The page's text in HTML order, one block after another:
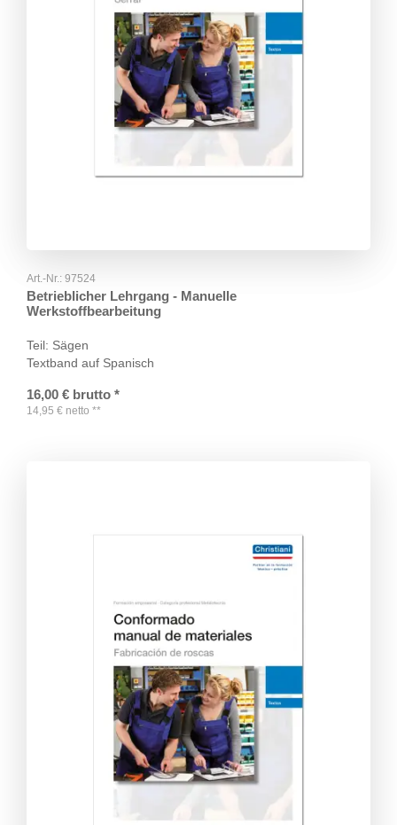
Art.-Nr.: 97524
Betrieblicher Lehrgang - Manuelle
Werkstoffbearbeitung
Teil: Sägen
Textband auf Spanisch
16,00 € brutto *
14,95 € netto **